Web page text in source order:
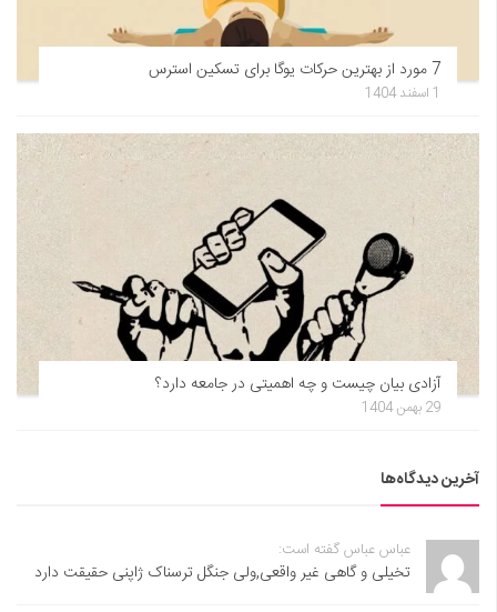
7 مورد از بهترین حرکات یوگا برای تسکین استرس
1 اسفند 1404
آزادی بیان چیست و چه اهمیتی در جامعه دارد؟
29 بهمن 1404
آخرین دیدگاه‌ها
عباس عباس گفته است:
تخیلی و گاهی غیر واقعی,ولی جنگل ترسناک ژاپنی حقیقت دارد